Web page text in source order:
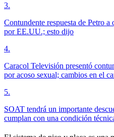
3.
Contundente respuesta de Petro
por EE.UU.; esto dijo
4.
Caracol Televisión presentó
por acoso sexual; cambios en el
5.
SOAT tendrá un importante
cumplan con una condición